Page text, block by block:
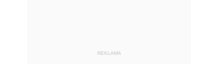
REKLAMA